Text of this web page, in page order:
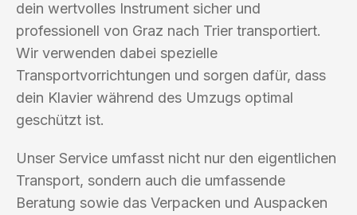
dein wertvolles Instrument sicher und
professionell von Graz nach Trier transportiert.
Wir verwenden dabei spezielle
Transportvorrichtungen und sorgen dafür, dass
dein Klavier während des Umzugs optimal
geschützt ist.
Unser Service umfasst nicht nur den eigentlichen
Transport, sondern auch die umfassende
Beratung sowie das Verpacken und Auspacken